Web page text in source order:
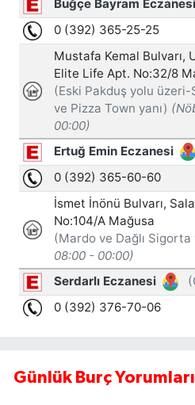
Günlük Burç Yorumları